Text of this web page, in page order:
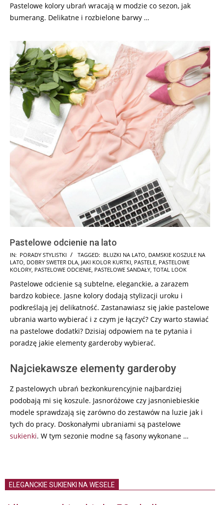
Pastelowe kolory ubrań wracają w modzie co sezon, jak
bumerang. Delikatne i rozbielone barwy …
Pastelowe odcienie na lato
2025-
02-
IN: PORADY STYLISTKI TAGGED: BLUZKI NA LATO DAMSKIE KOSZULE NA
LATO DOBRY SWETER DLA JAKI KOLOR KURTKI PASTELE PASTELOWE
KOLORY PASTELOWE ODCIENIE PASTELOWE SANDAŁY TOTAL LOOK
Pastelowe odcienie są subtelne, eleganckie, a zarazem
bardzo kobiece. Jasne kolory dodają stylizacji uroku i
podkreślają jej delikatność. Zastanawiasz się jakie pastelowe
ubrania warto wybierać i z czym je łączyć? Czy warto stawiać
na pastelowe dodatki? Dzisiaj odpowiem na te pytania i
poradzę jakie elementy garderoby wybierać.
Najciekawsze elementy garderoby
Z pastelowych ubrań bezkonkurencyjnie najbardziej
podobają mi się koszule. Jasnoróżowe czy jasnoniebieskie
modele sprawdzają się zarówno do zestawów na luzie jak i
tych do pracy. Doskonałymi ubraniami są pastelowe
sukienki. W tym sezonie modne są fasony wykonane …
ELEGANCKIE SUKIENKI NA WESELE